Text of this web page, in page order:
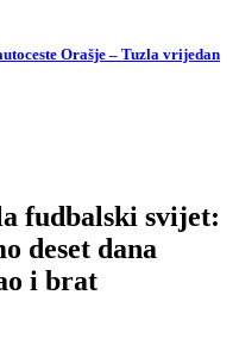
Orašje – Tuzla vrijedan
fudbalski svijet:
deset dana
i brat